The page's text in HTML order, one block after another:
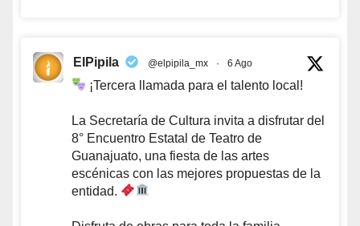
ElPipila @elpipila_mx · 6 Ago
¡Tercera llamada para el talento local!
La Secretaría de Cultura invita a disfrutar del
8° Encuentro Estatal de Teatro de
Guanajuato, una fiesta de las artes
escénicas con las mejores propuestas de la
entidad.